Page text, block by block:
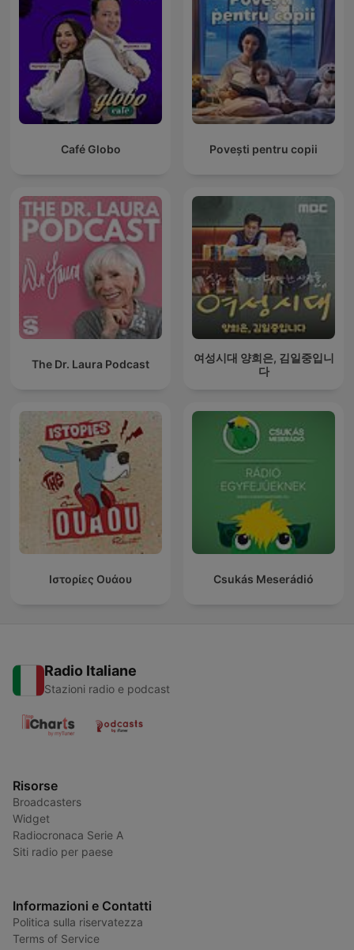
Café Globo Povești pentru copii
The Dr. Laura Podcast
여성시대 양희은, 김일중입니
다
Ιστορίες Ουάου Csukás Meserádió
Radio Italiane
Stazioni radio e podcast
Risorse
Broadcasters
Widget
Radiocronaca Serie A
Siti radio per paese
Informazioni e Contatti
Politica sulla riservatezza
Terms of Service